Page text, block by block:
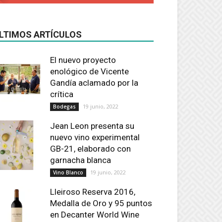
ARTÍCULOS
El nuevo proyecto
enológico de Vicente
Gandía aclamado por la
crítica
Bodegas 19 junio, 2022
Jean Leon presenta su
nuevo vino experimental
GB-21, elaborado con
garnacha blanca
Vino Blanco 19 junio, 2022
Lleiroso Reserva 2016,
Medalla de Oro y 95 puntos
en Decanter World Wine